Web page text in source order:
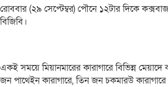
রোববার (২৯ সেপ্টেম্বর) পৌনে ১২টার দিকে
বিজিবি।
একই সময়ে মিয়ানমারের কারাগারে বিভিন্ন
জন পাথেইন কারাগারে, তিন জন চকমারউ কারাগারে